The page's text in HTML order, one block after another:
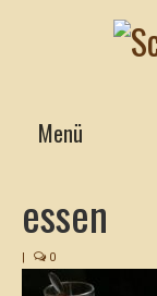
Menü
Lecker Urlaub
Star-Rezepte
essen
| 0